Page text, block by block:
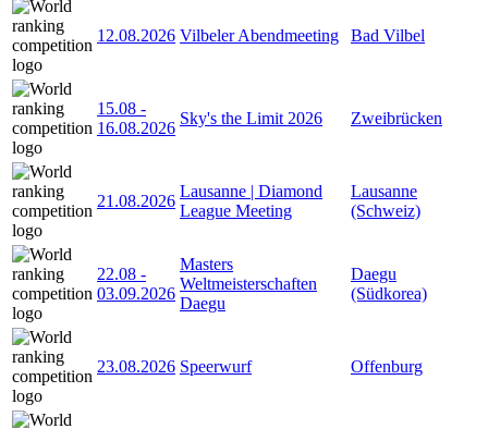
12.08.2026 Vilbeler Abendmeeting Bad Vilbel
15.08 -
16.08.2026
Sky's the Limit 2026 Zweibrücken
21.08.2026
Lausanne | Diamond
League Meeting
Lausanne
(Schweiz)
22.08 -
03.09.2026
Masters
Weltmeisterschaften
Daegu
Daegu
(Südkorea)
23.08.2026 Speerwurf Offenburg